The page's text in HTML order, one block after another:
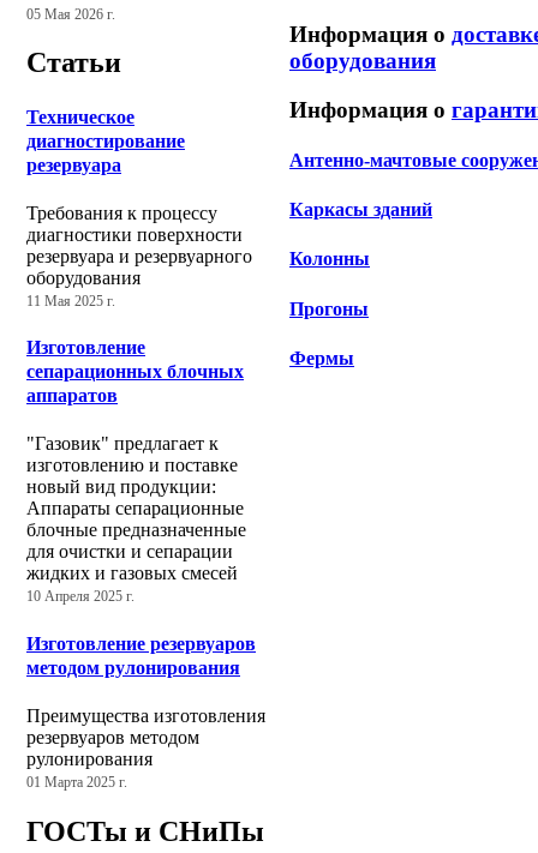
05 Мая 2026 г.
Статьи
Техническое
диагностирование
резервуара
Требования к процессу
диагностики поверхности
резервуара и резервуарного
оборудования
11 Мая 2025 г.
Изготовление
сепарационных блочных
аппаратов
"Газовик" предлагает к
изготовлению и поставке
новый вид продукции:
Аппараты сепарационные
блочные предназначенные
для очистки и сепарации
жидких и газовых смесей
10 Апреля 2025 г.
Изготовление резервуаров
методом рулонирования
Преимущества изготовления
резервуаров методом
рулонирования
01 Марта 2025 г.
ГОСТы и СНиПы
Информация о
оборудования
Информация о
Антенно-мачтовые
Каркасы зданий
Колонны
Прогоны
Фермы